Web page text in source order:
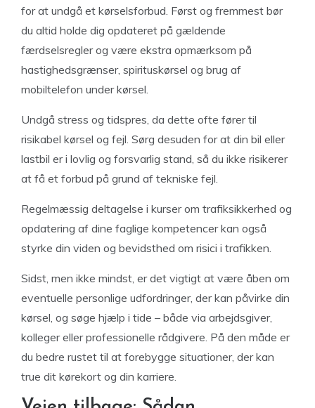
for at undgå et kørselsforbud. Først og fremmest bør
du altid holde dig opdateret på gældende
færdselsregler og være ekstra opmærksom på
hastighedsgrænser, spirituskørsel og brug af
mobiltelefon under kørsel.
Undgå stress og tidspres, da dette ofte fører til
risikabel kørsel og fejl. Sørg desuden for at din bil eller
lastbil er i lovlig og forsvarlig stand, så du ikke risikerer
at få et forbud på grund af tekniske fejl.
Regelmæssig deltagelse i kurser om trafiksikkerhed og
opdatering af dine faglige kompetencer kan også
styrke din viden og bevidsthed om risici i trafikken.
Sidst, men ikke mindst, er det vigtigt at være åben om
eventuelle personlige udfordringer, der kan påvirke din
kørsel, og søge hjælp i tide – både via arbejdsgiver,
kolleger eller professionelle rådgivere. På den måde er
du bedre rustet til at forebygge situationer, der kan
true dit kørekort og din karriere.